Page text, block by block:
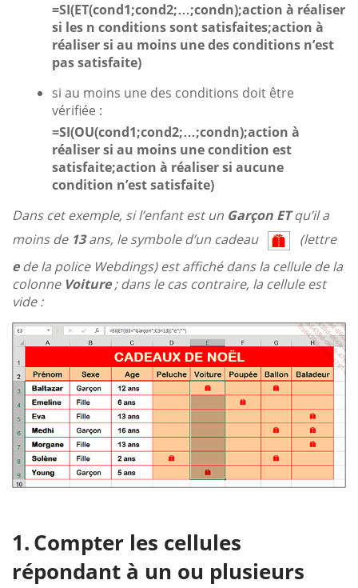
=SI(ET(cond1;cond2;…;condn);action à réaliser
si les n conditions sont satisfaites;action à
réaliser si au moins une des conditions n’est
pas satisfaite)
si au moins une des conditions doit être
vérifiée :
=SI(OU(cond1;cond2;…;condn);action à
réaliser si au moins une condition est
satisfaite;action à réaliser si aucune
condition n’est satisfaite)
Dans cet exemple, si l’enfant est un Garçon ETqu’il a
moins de 13ans, le symbole d’un cadeau
(lettre
ede la police Webdings) est affiché dans la cellule de la
colonne Voiture; dans le cas contraire, la cellule est
vide :
Compter les cellules
répondant à un ou plusieurs